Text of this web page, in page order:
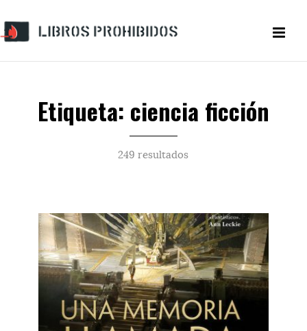
Etiqueta: ciencia ficción
249 resultados